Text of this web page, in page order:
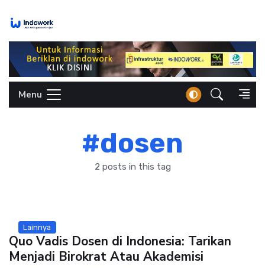
Menu
#dosen
2 posts in this tag
Lainnya
Quo Vadis Dosen di Indonesia: Tarikan
Menjadi Birokrat Atau Akademisi